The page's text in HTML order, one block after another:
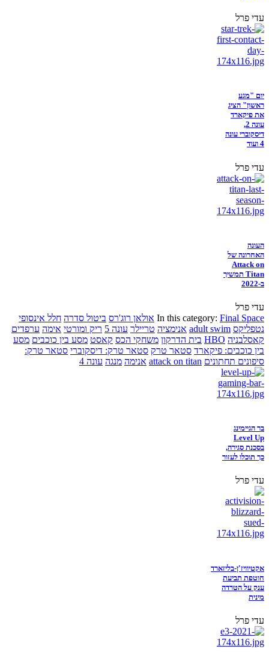
עדי פרל
יום "מגע
ראשון" הציג
את פיקארד
עונה 2,
דיסקוברי עונה
4 ועוד
עדי פרל
העונה
האחרונה של
Attack on
Titan תמשיך
ב-2022
עדי פרל
In this category: Final Space אולאן רוג'רס ביטול סדרה חלל אינסופי
נטפליקס adult swim אנימציה טריילר עונה 5 ריק ומורטי אימה ערפדים
קאסלבניה HBO בית הדרקון משחקי הכס קאסט מסע בין כוכבים מסע
בין כוכבים: פיקארד סטאר טרק סטאר טרק: דיסקוברי סטאר טרק:
סיפונים תחתונים attack on titan אנימה מנגה עונה 4
בר הגיימינג
Level Up
בסכנת סגירה,
כך תוכלו לעזור
עדי פרל
אקטיוויז'ן-בליזארד
חוטפת תביעת
ענק על הטרדה
מינית
עדי פרל